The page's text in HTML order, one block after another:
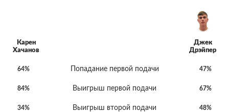
Карен
Хачанов
Джек
Дрэйпер
64% Попадание первой подачи 47%
84% Выигрыш первой подачи 67%
34% Выигрыш второй подачи 48%